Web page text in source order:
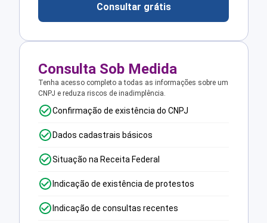
Consultar grátis
Consulta Sob Medida
Tenha acesso completo a todas as informações sobre um
CNPJ e reduza riscos de inadimplência.
Confirmação de existência do CNPJ
Dados cadastrais básicos
Situação na Receita Federal
Indicação de existência de protestos
Indicação de consultas recentes